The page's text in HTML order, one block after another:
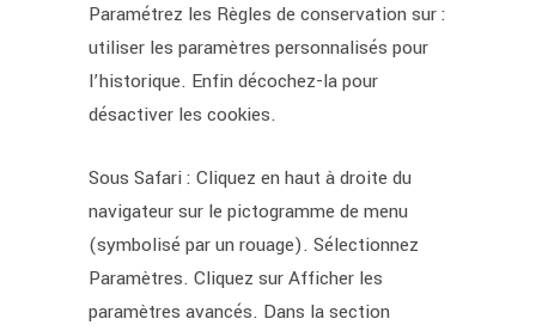
Paramétrez les Règles de conservation sur :
utiliser les paramètres personnalisés pour
l’historique. Enfin décochez-la pour
désactiver les cookies.
Sous Safari : Cliquez en haut à droite du
navigateur sur le pictogramme de menu
(symbolisé par un rouage). Sélectionnez
Paramètres. Cliquez sur Afficher les
paramètres avancés. Dans la section